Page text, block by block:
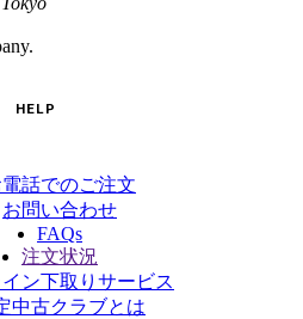
HELP
話でのご注文
お問い合わせ
FAQs
注文状況
ン下取りサービス
中古クラブとは